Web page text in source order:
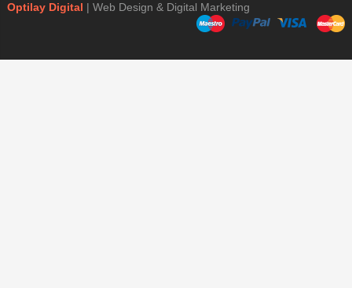
Optilay Digital | Web Design & Digital Marketing